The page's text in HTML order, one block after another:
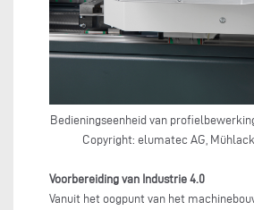
Bedieningseenheid van
Copyright: elumatec AG,
Voorbereiding van Industrie 4.0
Vanuit het oogpunt van het